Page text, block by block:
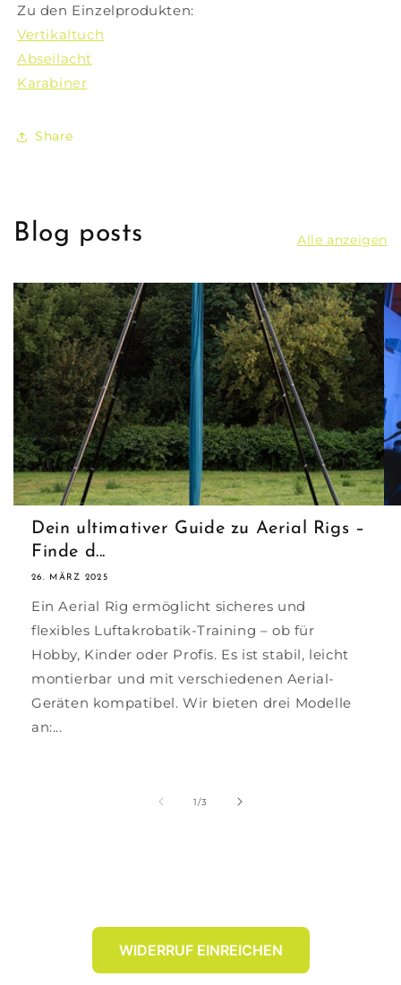
Zu den Einzelprodukten:
Vertikaltuch
Abseilacht
Karabiner
Share
Blog posts Alle anzeigen
Dein ultimativer Guide zu Aerial Rigs –
Finde d...
26. MÄRZ 2025
Ein Aerial Rig ermöglicht sicheres und
flexibles Luftakrobatik-Training – ob für
Hobby, Kinder oder Profis. Es ist stabil, leicht
montierbar und mit verschiedenen Aerial-
Geräten kompatibel. Wir bieten drei Modelle
an:...
1/von
3
WIDERRUF EINREICHEN